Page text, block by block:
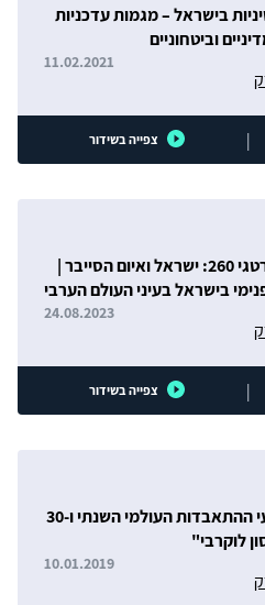
בישראל – מגמות עדכניות
וביטחוניים
11.02.2021
| צפייה בשידור
פודקאסטרטגי 260: ישראל ואיום הסייבר |
בישראל בעיני העולם הערבי
24.08.2023
| צפייה בשידור
דו"ח פיגועי ההתאבדות העולמי השנתי ו-30
לוקרבי"
10.01.2019